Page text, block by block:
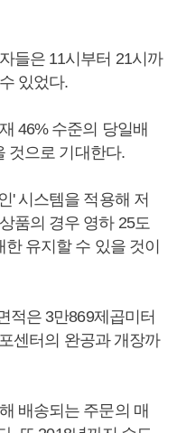
들은 11시부터 21시까
있었다.
46% 수준의 당일배
것으로 기대한다.
' 시스템을 적용해 저
품의 경우 영하 25도
유지할 수 있을 것이
적은 3만869제곱미터
센터의 완공과 개장까
배송되는 주문의 매